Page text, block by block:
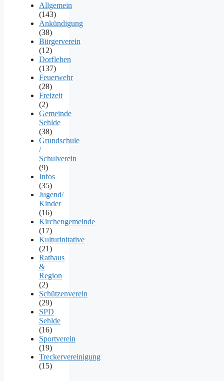
Allgemein
(143)
Ankündigung
(38)
Bürgerverein
(12)
Dorfleben
(137)
Feuerwehr
(28)
Freizeit
(2)
Gemeinde
Sehlde
(38)
Grundschule
/
Schulverein
(9)
Infos
(35)
Jugend/
Kinder
(16)
Kirchengemeinde
(17)
Kulturinitative
(21)
Rathaus
&
Region
(2)
Schützenverein
(29)
SPD
Sehlde
(16)
Sportverein
(19)
Treckervereinigung
(15)